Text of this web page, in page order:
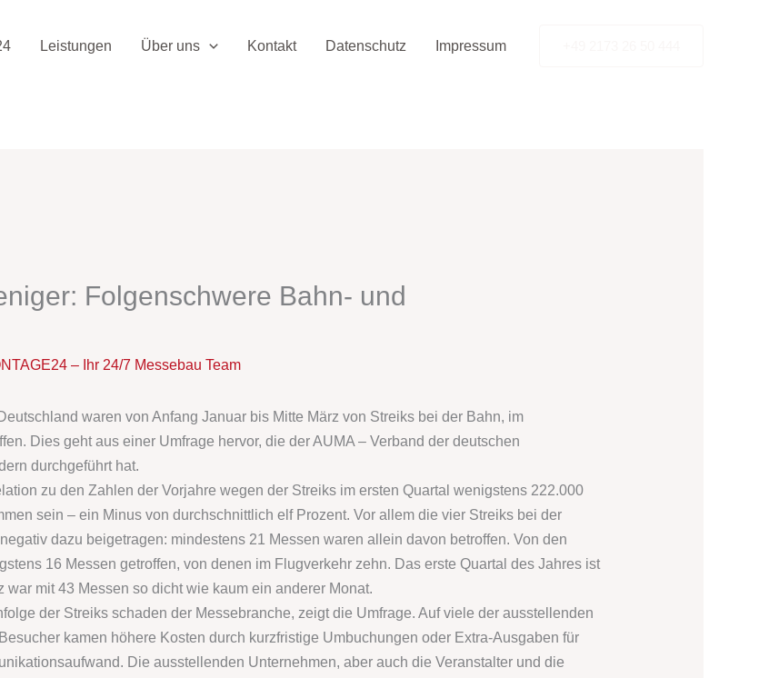
Leistungen Über uns Kontakt Datenschutz Impressum
Folgenschwere Bahn- und
– Ihr 24/7 Messebau Team
waren von Anfang Januar bis Mitte März von Streiks bei der Bahn, im
Dies geht aus einer Umfrage hervor, die der AUMA – Verband der deutschen
durchgeführt hat.
zu den Zahlen der Vorjahre wegen der Streiks im ersten Quartal wenigstens 222.000
sein – ein Minus von durchschnittlich elf Prozent. Vor allem die vier Streiks bei der
dazu beigetragen: mindestens 21 Messen waren allein davon betroffen. Von den
16 Messen getroffen, von denen im Flugverkehr zehn. Das erste Quartal des Jahres ist
mit 43 Messen so dicht wie kaum ein anderer Monat.
der Streiks schaden der Messebranche, zeigt die Umfrage. Auf viele der ausstellenden
kamen höhere Kosten durch kurzfristige Umbuchungen oder Extra-Ausgaben für
Die ausstellenden Unternehmen, aber auch die Veranstalter und die